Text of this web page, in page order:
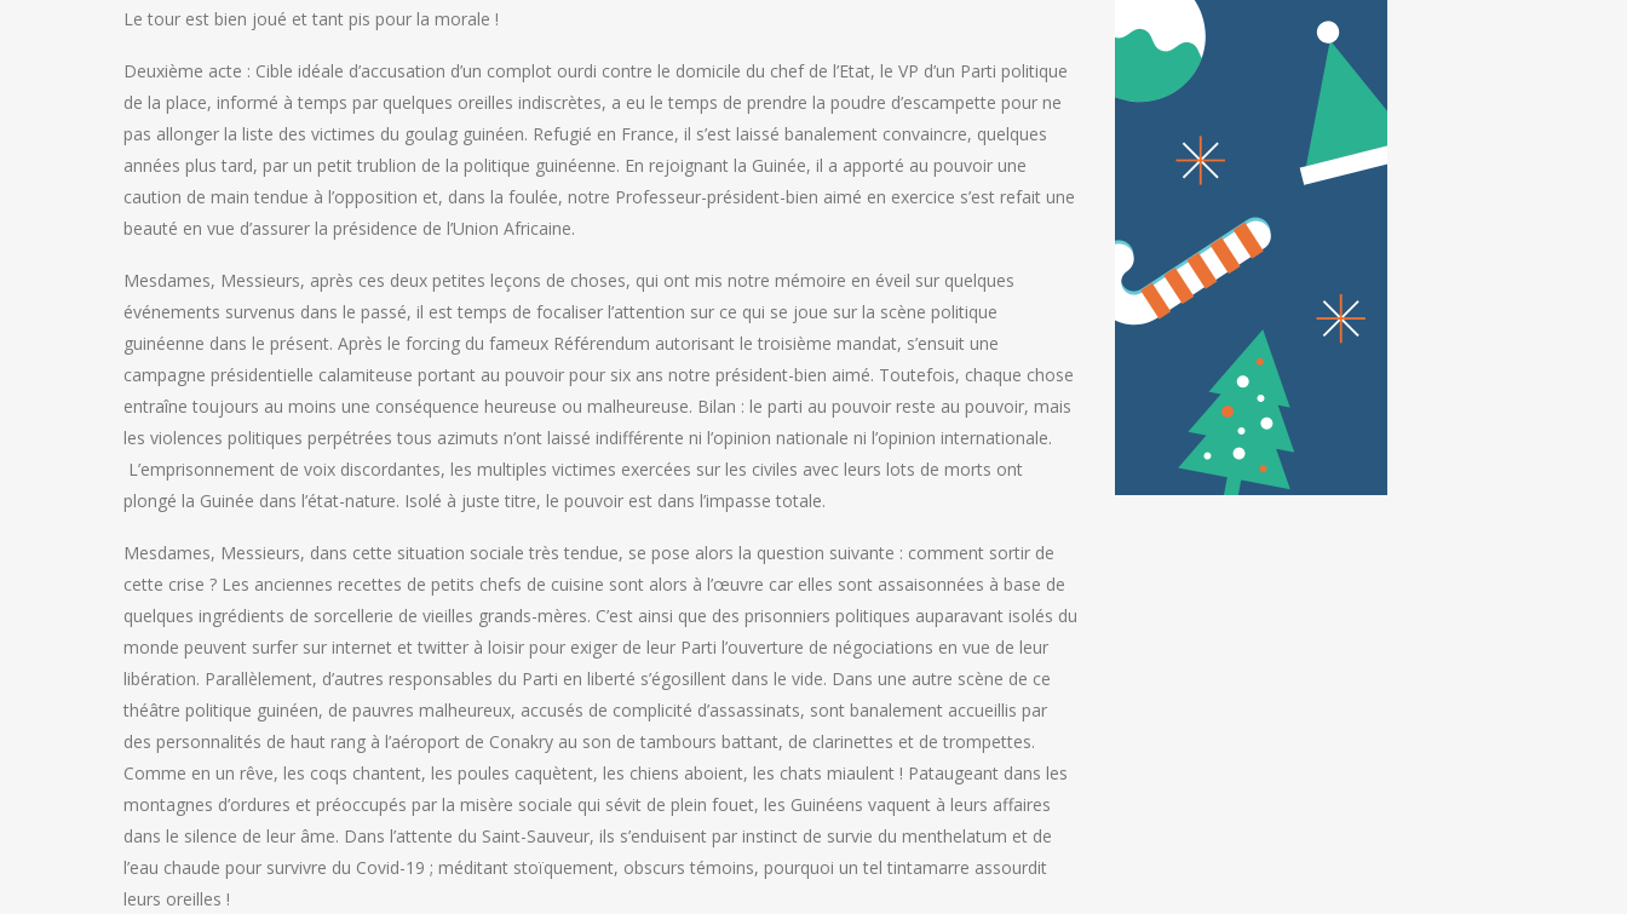
Le tour est bien joué et tant pis pour la morale !
Deuxième acte : Cible idéale d’accusation d’un complot ourdi contre le domicile du chef de l’Etat, le VP d’un Parti politique
de la place, informé à temps par quelques oreilles indiscrètes, a eu le temps de prendre la poudre d’escampette pour ne
pas allonger la liste des victimes du goulag guinéen. Refugié en France, il s’est laissé banalement convaincre, quelques
années plus tard, par un petit trublion de la politique guinéenne. En rejoignant la Guinée, il a apporté au pouvoir une
caution de main tendue à l’opposition et, dans la foulée, notre Professeur-président-bien aimé en exercice s’est refait une
beauté en vue d’assurer la présidence de l’Union Africaine.
Mesdames, Messieurs, après ces deux petites leçons de choses, qui ont mis notre mémoire en éveil sur quelques
événements survenus dans le passé, il est temps de focaliser l’attention sur ce qui se joue sur la scène politique
guinéenne dans le présent. Après le forcing du fameux Référendum autorisant le troisième mandat, s’ensuit une
campagne présidentielle calamiteuse portant au pouvoir pour six ans notre président-bien aimé. Toutefois, chaque chose
entraîne toujours au moins une conséquence heureuse ou malheureuse. Bilan : le parti au pouvoir reste au pouvoir, mais
les violences politiques perpétrées tous azimuts n’ont laissé indifférente ni l’opinion nationale ni l’opinion internationale.
L’emprisonnement de voix discordantes, les multiples victimes exercées sur les civiles avec leurs lots de morts ont
plongé la Guinée dans l’état-nature. Isolé à juste titre, le pouvoir est dans l’impasse totale.
Mesdames, Messieurs, dans cette situation sociale très tendue, se pose alors la question suivante : comment sortir de
cette crise ? Les anciennes recettes de petits chefs de cuisine sont alors à l’œuvre car elles sont assaisonnées à base de
quelques ingrédients de sorcellerie de vieilles grands-mères. C’est ainsi que des prisonniers politiques auparavant isolés du
monde peuvent surfer sur internet et twitter à loisir pour exiger de leur Parti l’ouverture de négociations en vue de leur
libération. Parallèlement, d’autres responsables du Parti en liberté s’égosillent dans le vide. Dans une autre scène de ce
théâtre politique guinéen, de pauvres malheureux, accusés de complicité d’assassinats, sont banalement accueillis par
des personnalités de haut rang à l’aéroport de Conakry au son de tambours battant, de clarinettes et de trompettes.
Comme en un rêve, les coqs chantent, les poules caquètent, les chiens aboient, les chats miaulent ! Pataugeant dans les
montagnes d’ordures et préoccupés par la misère sociale qui sévit de plein fouet, les Guinéens vaquent à leurs affaires
dans le silence de leur âme. Dans l’attente du Saint-Sauveur, ils s’enduisent par instinct de survie du menthelatum et de
l’eau chaude pour survivre du Covid-19 ; méditant stoïquement, obscurs témoins, pourquoi un tel tintamarre assourdit
leurs oreilles !